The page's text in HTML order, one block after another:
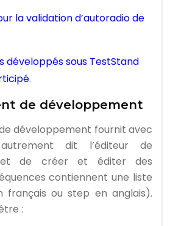
la validation d’autoradio de
développés sous TestStand
.
de développement
développement fournit avec
dit l’éditeur de
de créer et éditer des
contiennent une liste
français ou step en anglais).
: